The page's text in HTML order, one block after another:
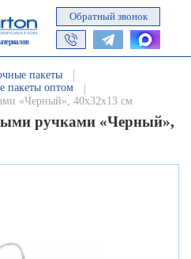
Обратный звонок
пакеты
пакеты оптом
«Черный», 40х32х13 см
ручками «Черный»,